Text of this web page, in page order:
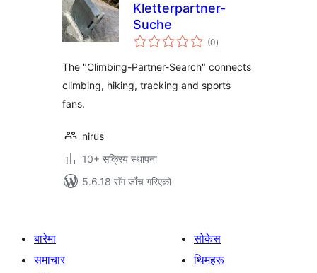
Kletterpartner-
Suche
(0कुल
रेटिङ्गहरू
)
The "Climbing-Partner-Search" connects
climbing, hiking, tracking and sports
fans.
nirus
10+ सक्रिय स्थापना
5.6.18 सँग जाँच गरिएको
बारेमा
समाचार
सोकेस
थिमहरू